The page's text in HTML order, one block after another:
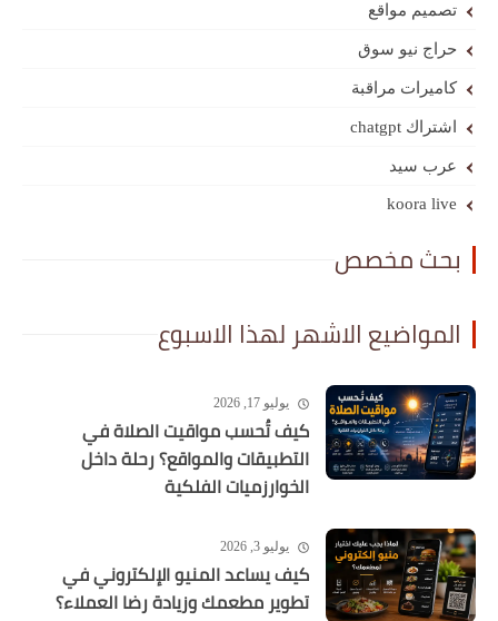
تصميم مواقع
حراج نيو سوق
كاميرات مراقبة
اشتراك chatgpt
عرب سيد
koora live
بحث مخصص
المواضيع الاشهر لهذا الاسبوع
يوليو 17, 2026
كيف تُحسب مواقيت الصلاة في
التطبيقات والمواقع؟ رحلة داخل
الخوارزميات الفلكية
يوليو 3, 2026
كيف يساعد المنيو الإلكتروني في
تطوير مطعمك وزيادة رضا العملاء؟